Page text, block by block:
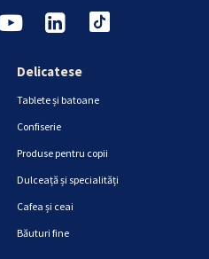
Delicatese
Tablete și batoane
Confiserie
Produse pentru copii
Dulceață și specialități
Cafea și ceai
Băuturi fine